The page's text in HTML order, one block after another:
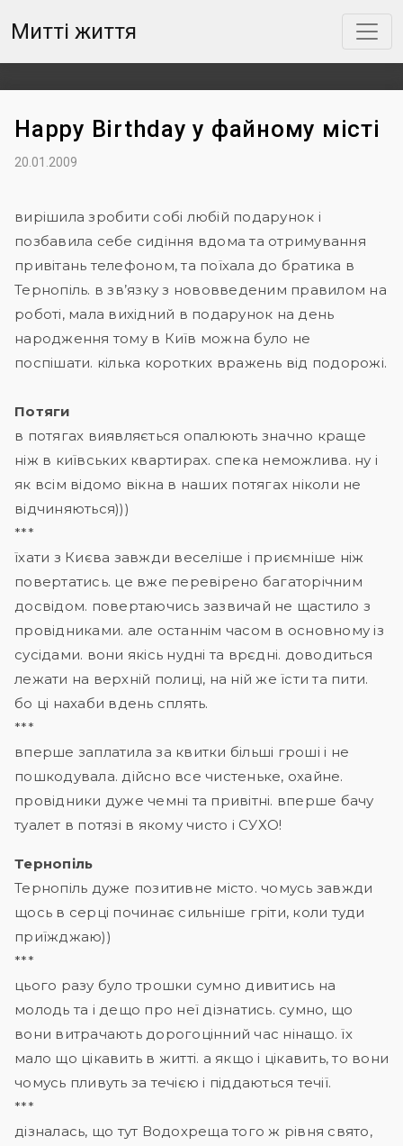
Митті життя
Happy Birthday у файному місті
20.01.2009
вирішила зробити собі любій подарунок і
позбавила себе сидіння вдома та отримування
привітань телефоном, та поїхала до братика в
Тернопіль. в зв’язку з нововведеним правилом на
роботі, мала вихідний в подарунок на день
народження тому в Київ можна було не
поспішати. кілька коротких вражень від подорожі.
Потяги
в потягах виявляється опалюють значно краще
ніж в київських квартирах. спека неможлива. ну і
як всім відомо вікна в наших потягах ніколи не
відчиняються)))
***
їхати з Києва завжди веселіше і приємніше ніж
повертатись. це вже перевірено багаторічним
досвідом. повертаючись зазвичай не щастило з
провідниками. але останнім часом в основному із
сусідами. вони якісь нудні та врєдні. доводиться
лежати на верхній полиці, на ній же їсти та пити.
бо ці нахаби вдень сплять.
***
вперше заплатила за квитки більші гроші і не
пошкодувала. дійсно все чистеньке, охайне.
провідники дуже чемні та привітні. вперше бачу
туалет в потязі в якому чисто і СУХО!
Тернопіль
Тернопіль дуже позитивне місто. чомусь завжди
щось в серці починає сильніше гріти, коли туди
приїжджаю))
***
цього разу було трошки сумно дивитись на
молодь та і дещо про неї дізнатись. сумно, що
вони витрачають дорогоцінний час нінащо. їх
мало що цікавить в житті. а якщо і цікавить, то вони
чомусь пливуть за течією і піддаються течії.
***
дізналась, що тут Водохреща того ж рівня свято,